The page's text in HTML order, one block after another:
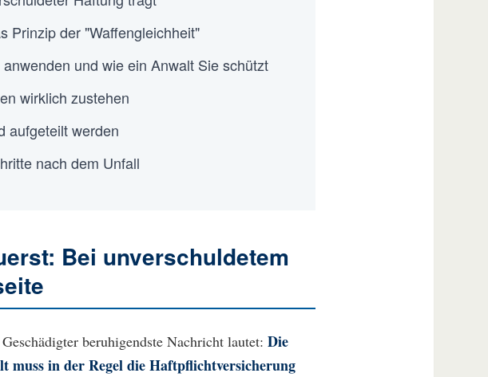
Prinzip der "Waffengleichheit"
und wie ein Anwalt Sie schützt
wirklich zustehen
aufgeteilt werden
nach dem Unfall
Bei unverschuldetem
beruhigendste Nachricht lautet: Die
muss in der Regel die Haftpflichtversicherung